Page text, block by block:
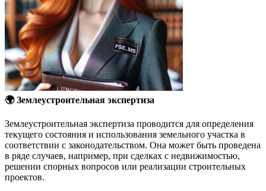
🌍 Землеустроительная экспертиза
Землеустроительная экспертиза проводится для определения
текущего состояния и использования земельного участка в
соответствии с законодательством. Она может быть проведена
в ряде случаев, например, при сделках с недвижимостью,
решении спорных вопросов или реализации строительных
проектов.